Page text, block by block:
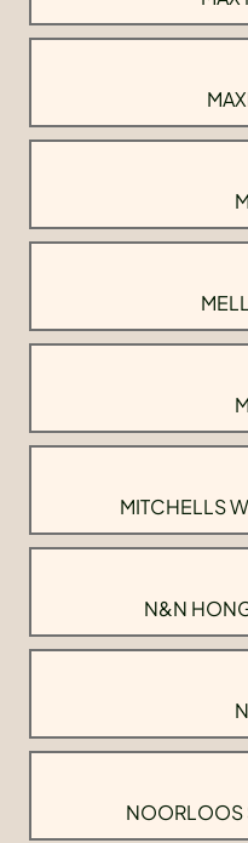
MITCHELLS
N&N
NOORLOOS